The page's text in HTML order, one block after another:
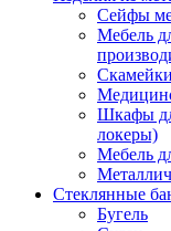
Сейфы
Мебель
Шкафы
локеры)
Мебель
Стеклянные
Бугель